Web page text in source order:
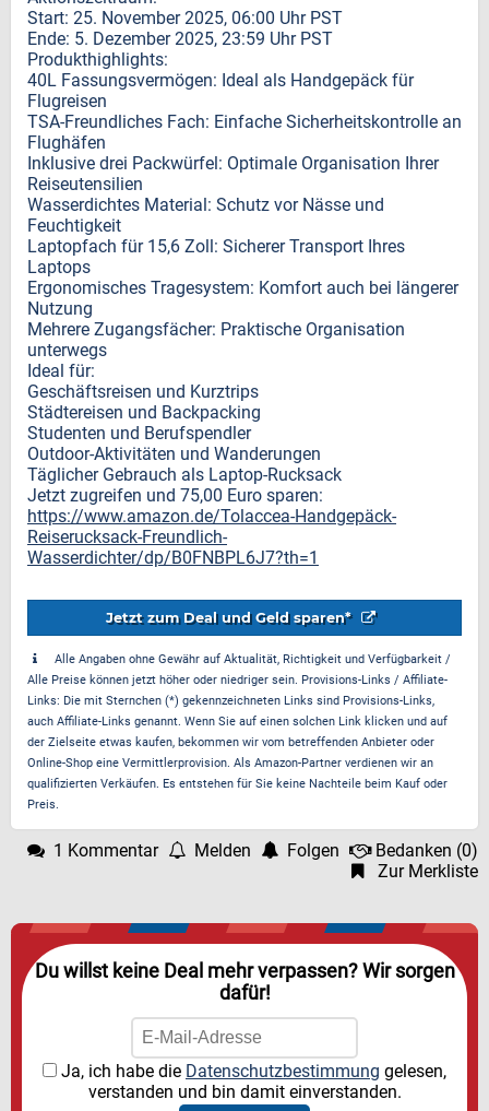
Start: 25. November 2025, 06:00 Uhr PST
Ende: 5. Dezember 2025, 23:59 Uhr PST
Produkthighlights:
40L Fassungsvermögen: Ideal als Handgepäck für
Flugreisen
TSA-Freundliches Fach: Einfache Sicherheitskontrolle an
Flughäfen
Inklusive drei Packwürfel: Optimale Organisation Ihrer
Reiseutensilien
Wasserdichtes Material: Schutz vor Nässe und
Feuchtigkeit
Laptopfach für 15,6 Zoll: Sicherer Transport Ihres
Laptops
Ergonomisches Tragesystem: Komfort auch bei längerer
Nutzung
Mehrere Zugangsfächer: Praktische Organisation
unterwegs
Ideal für:
Geschäftsreisen und Kurztrips
Städtereisen und Backpacking
Studenten und Berufspendler
Outdoor-Aktivitäten und Wanderungen
Täglicher Gebrauch als Laptop-Rucksack
Jetzt zugreifen und 75,00 Euro sparen:
https://www.amazon.de/Tolaccea-Handgepäck-
Reiserucksack-Freundlich-
Wasserdichter/dp/B0FNBPL6J7?th=1
Jetzt zum Deal und Geld sparen*
Alle Angaben ohne Gewähr auf Aktualität, Richtigkeit und Verfügbarkeit /
Alle Preise können jetzt höher oder niedriger sein. Provisions-Links / Affiliate-
Links: Die mit Sternchen (*) gekennzeichneten Links sind Provisions-Links,
auch Affiliate-Links genannt. Wenn Sie auf einen solchen Link klicken und auf
der Zielseite etwas kaufen, bekommen wir vom betreffenden Anbieter oder
Online-Shop eine Vermittlerprovision. Als Amazon-Partner verdienen wir an
qualifizierten Verkäufen. Es entstehen für Sie keine Nachteile beim Kauf oder
Preis.
1 Kommentar Melden Folgen Bedanken (0)
Zur Merkliste
Du willst keine Deal mehr verpassen? Wir sorgen
dafür!
Ja, ich habe die Datenschutzbestimmung gelesen,
verstanden und bin damit einverstanden.